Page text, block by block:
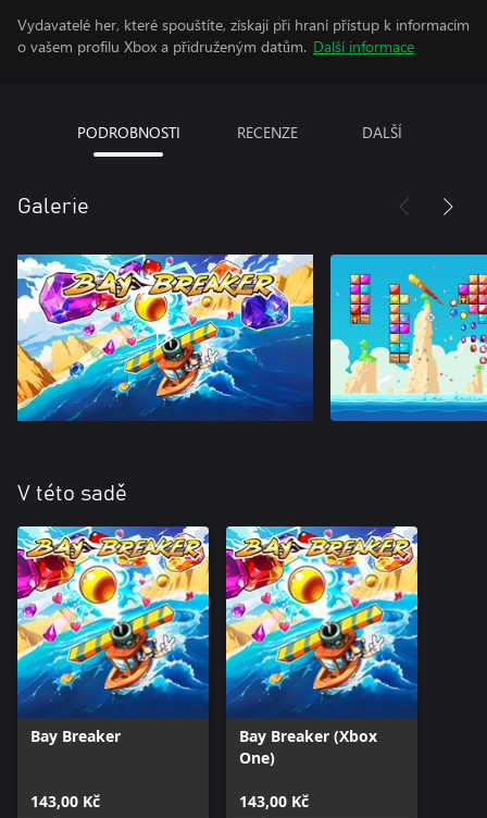
Vydavatelé her, které spouštíte, získají při hraní přístup k informacím
o vašem profilu Xbox a přidruženým datům. Další informace
PODROBNOSTI RECENZE DALŠÍ
Galerie
V této sadě
Bay Breaker
143,00 Kč
Bay Breaker (Xbox
One)
143,00 Kč